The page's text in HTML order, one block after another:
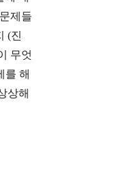
제들
(진
무엇
를 해
상해